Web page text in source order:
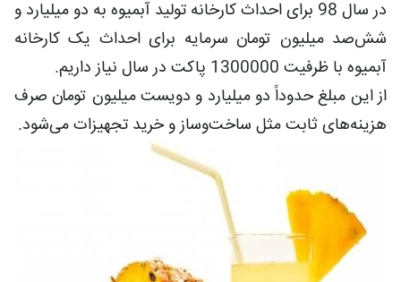
در سال 98 برای احداث کارخانه تولید آبمیوه به دو میلیارد و
شش‌صد میلیون تومان سرمایه برای احداث یک کارخانه
آبمیوه با ظرفیت 1300000 پاکت در سال نیاز داریم.
از این مبلغ حدوداً دو میلیارد و دویست میلیون تومان صرف
هزینه‌های ثابت مثل ساخت‌وساز و خرید تجهیزات می‌شود.